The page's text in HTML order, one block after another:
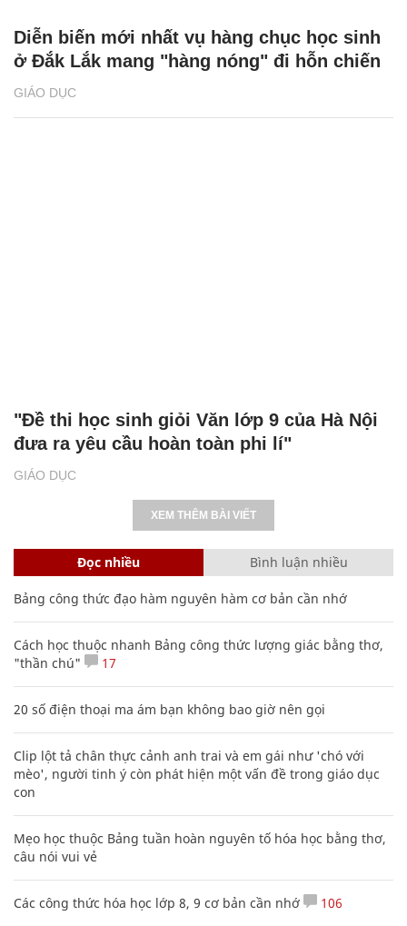
GIÁO DỤC
Diễn biến mới nhất vụ hàng chục học sinh
ở Đắk Lắk mang "hàng nóng" đi hỗn chiến
GIÁO DỤC
"Đề thi học sinh giỏi Văn lớp 9 của Hà Nội
đưa ra yêu cầu hoàn toàn phi lí"
XEM THÊM BÀI VIẾT
Đọc nhiều Bình luận nhiều
Bảng công thức đạo hàm nguyên hàm cơ bản cần nhớ
Cách học thuộc nhanh Bảng công thức lượng giác bằng thơ,
"thần chú"
17
20 số điện thoại ma ám bạn không bao giờ nên gọi
Clip lột tả chân thực cảnh anh trai và em gái như 'chó với
mèo', người tinh ý còn phát hiện một vấn đề trong giáo dục
con
Mẹo học thuộc Bảng tuần hoàn nguyên tố hóa học bằng thơ,
câu nói vui vẻ
Các công thức hóa học lớp 8, 9 cơ bản cần nhớ 106